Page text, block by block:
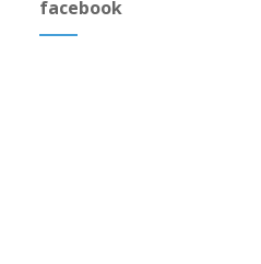
facebook